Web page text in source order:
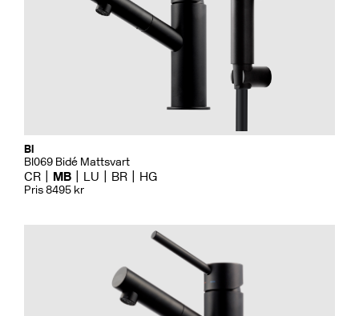
Bi
BI069 Bidé Mattsvart
CR MB LU BR HG
Pris 8495 kr